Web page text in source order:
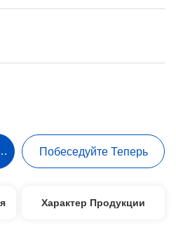
Лучшую Цену Побеседуйте Теперь
Характер Продукции